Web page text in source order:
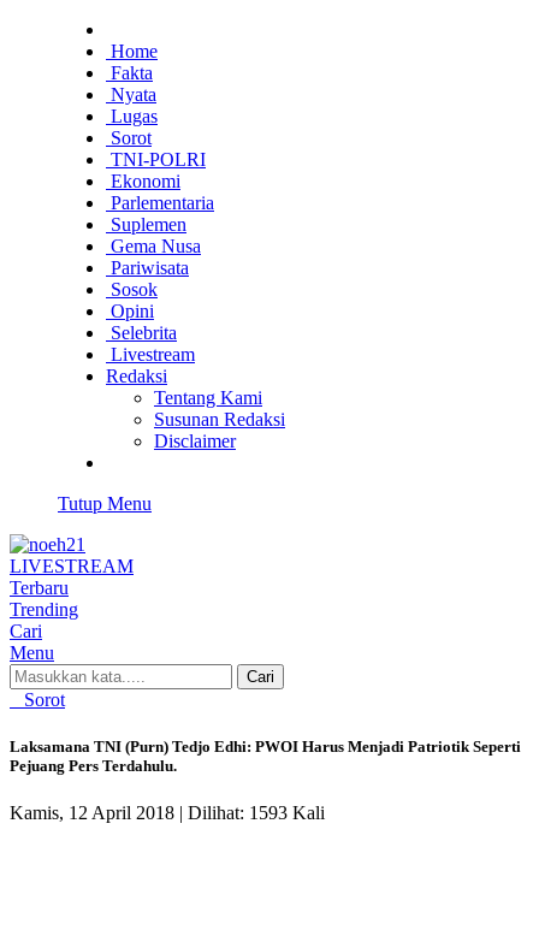
Home
Fakta
Nyata
Lugas
Sorot
TNI-POLRI
Ekonomi
Parlementaria
Suplemen
Gema Nusa
Pariwisata
Sosok
Opini
Selebrita
Livestream
Redaksi
Tentang Kami
Susunan Redaksi
Disclaimer
Tutup Menu
LIVESTREAM
Terbaru
Trending
Cari
Menu
Cari
Sorot
Laksamana TNI (Purn) Tedjo Edhi: PWOI Harus Menjadi Patriotik Seperti
Pejuang Pers Terdahulu.
Kamis, 12 April 2018 | Dilihat: 1593 Kali